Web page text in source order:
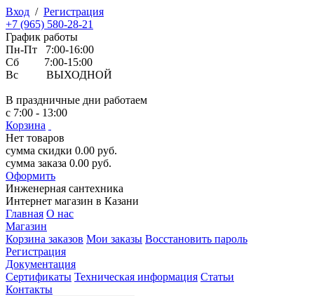
Вход / Регистрация
+7 (965) 580-28-21
График работы
Пн-Пт 7:00-16:00
Сб 7:00-15:00
Вс ВЫХОДНОЙ
В праздничные дни работаем
с 7:00 - 13:00
Корзина
Нет товаров
сумма скидки 0.00 руб.
сумма заказа 0.00 руб.
Оформить
Инженерная сантехника
Интернет магазин в Казани
Главная О нас
Магазин
Корзина заказов Мои заказы Восстановить пароль
Регистрация
Документация
Сертификаты Техническая информация Статьи
Контакты